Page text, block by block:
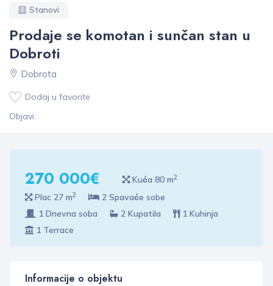
Stanovi
Prodaje se komotan i sunčan stan u
Dobroti
Dobrota
Dodaj u favorite
Objavi:
270 000€ Kuća 80 m2
Plac 27 m2
2 Spavaće sobe
1 Dnevna soba
2 Kupatila
1 Kuhinja
1 Terrace
Informacije o objektu